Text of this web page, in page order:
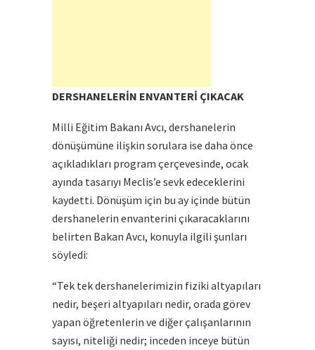
DERSHANELERİN ENVANTERİ ÇIKACAK
Milli Eğitim Bakanı Avcı, dershanelerin
dönüşümüne ilişkin sorulara ise daha önce
açıkladıkları program çerçevesinde, ocak
ayında tasarıyı Meclis’e sevk edeceklerini
kaydetti. Dönüşüm için bu ay içinde bütün
dershanelerin envanterini çıkaracaklarını
belirten Bakan Avcı, konuyla ilgili şunları
söyledi:
“Tek tek dershanelerimizin fiziki altyapıları
nedir, beşeri altyapıları nedir, orada görev
yapan öğretenlerin ve diğer çalışanlarının
sayısı, niteliği nedir; inceden inceye bütün